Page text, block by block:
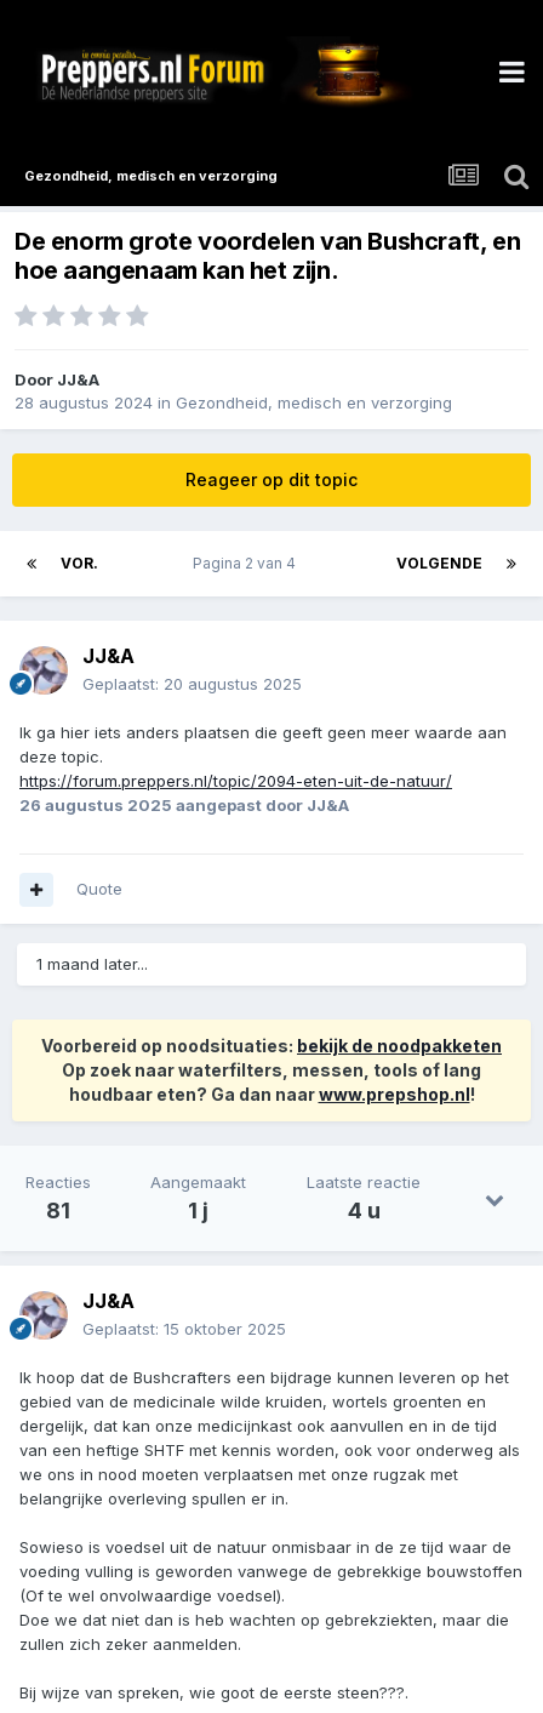
Gezondheid, medisch en verzorging
De enorm grote voordelen van Bushcraft, en
hoe aangenaam kan het zijn.
Door JJ&A
28 augustus 2024 in Gezondheid, medisch en verzorging
Reageer op dit topic
VOR. VOLGENDE
Pagina 2 van 4
JJ&A
Geplaatst: 20 augustus 2025
Ik ga hier iets anders plaatsen die geeft geen meer waarde aan
deze topic.
https://forum.preppers.nl/topic/2094-eten-uit-de-natuur/
26 augustus 2025 aangepast door JJ&A
Quote
1 maand later...
Voorbereid op noodsituaties: bekijk de noodpakketen
Op zoek naar waterfilters, messen, tools of lang
houdbaar eten? Ga dan naarwww.prepshop.nl!
Reacties
81
Aangemaakt
1 j
Laatste reactie
4 u
JJ&A
Geplaatst: 15 oktober 2025
Ik hoop dat de Bushcrafters een bijdrage kunnen leveren op het
gebied van de medicinale wilde kruiden, wortels groenten en
dergelijk, dat kan onze medicijnkast ook aanvullen en in de tijd
van een heftige SHTF met kennis worden, ook voor onderweg als
we ons in nood moeten verplaatsen met onze rugzak met
belangrijke overleving spullen er in.
Sowieso is voedsel uit de natuur onmisbaar in de ze tijd waar de
voeding vulling is geworden vanwege de gebrekkige bouwstoffen
(Of te wel onvolwaardige voedsel).
Doe we dat niet dan is heb wachten op gebrekziekten, maar die
zullen zich zeker aanmelden.
Bij wijze van spreken, wie goot de eerste steen???.